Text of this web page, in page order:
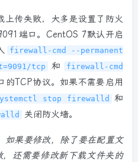
上传失败，大多是设置了防火
端口。CentOS 7默认开启
firewall-cmd --permanent
tcp
和
firewall-cmd
的TCP协议。如果不需要启用
stop firewalld 和
关闭防火墙。
如果要修改，除了要在配置文
，还需要修改新下载文件夹的